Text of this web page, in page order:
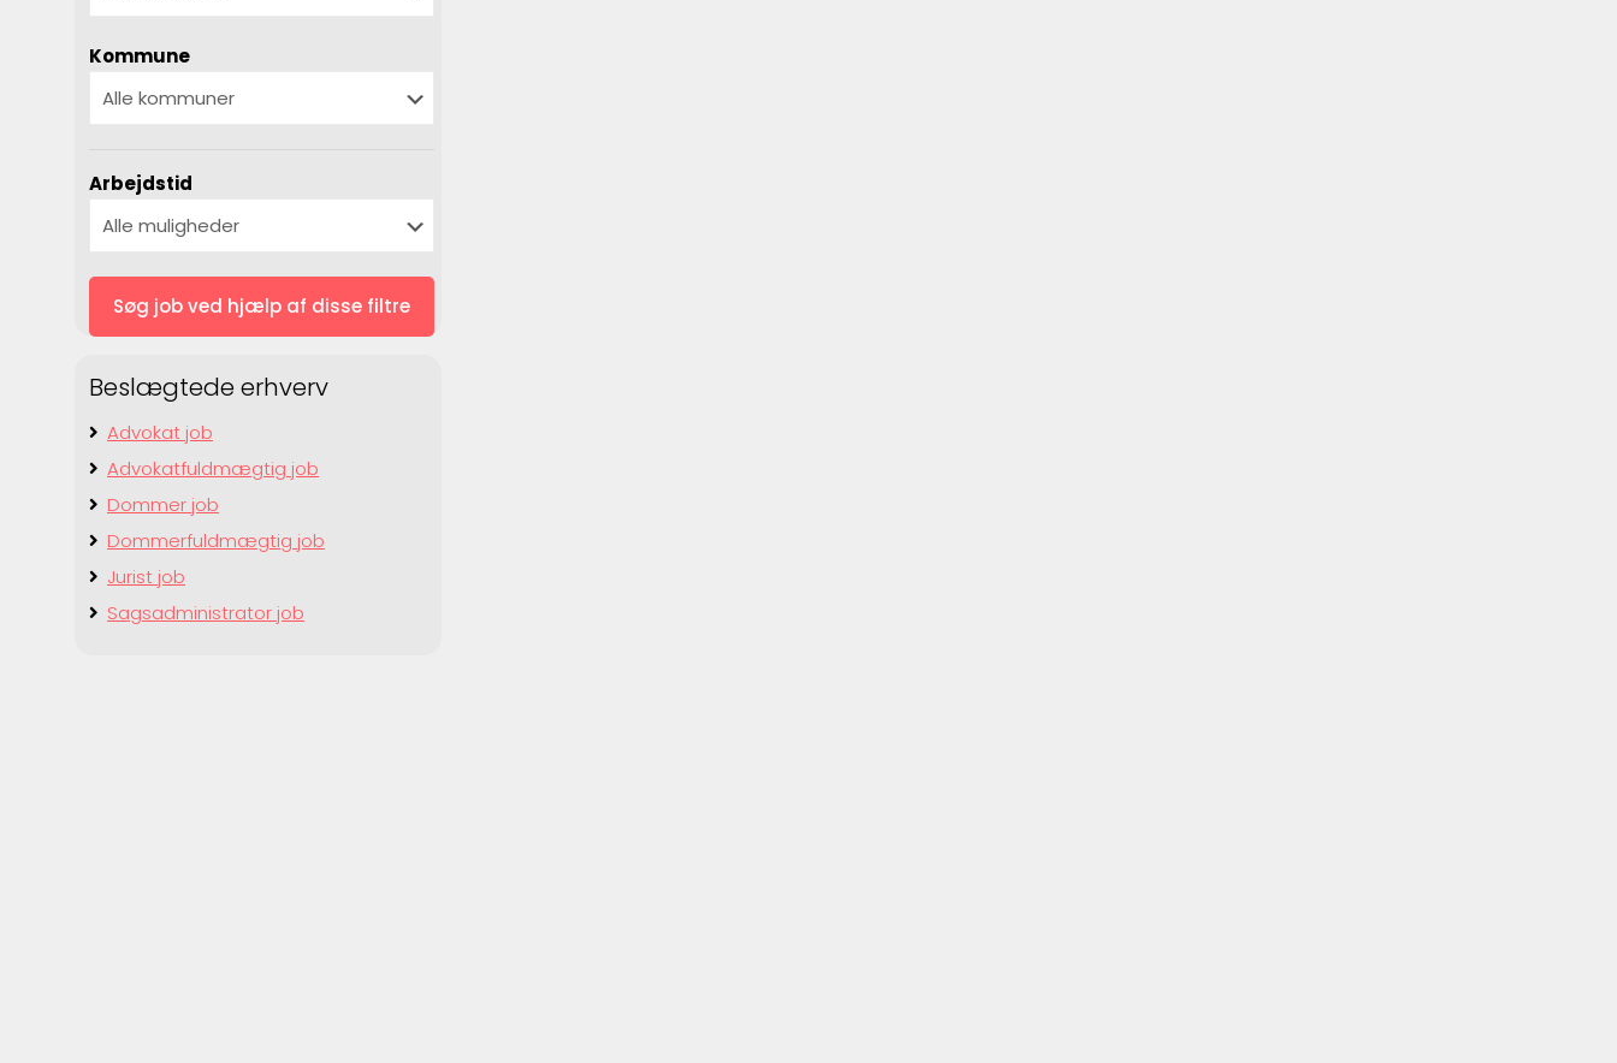
Kommune
Arbejdstid
Beslægtede erhverv
Advokat job
Advokatfuldmægtig job
Dommer job
Dommerfuldmægtig job
Jurist job
Sagsadministrator job